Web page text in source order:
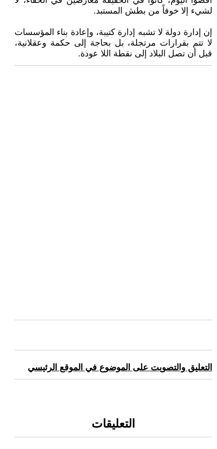
لشيء إلا خوفاً من بطش المستبد.
إن إدارة دولة لا تشبه إدارة كتيبة، وإعادة بناء المؤسسات
لا تتم بقرارات مرتجلة، بل بحاجة إلى حكمة وعقلانية،
قبل أن تصل البلاد إلى نقطة اللا عودة.
التعليق والتصويت على الموضوع في الموقع الرئيسي
التعليقات